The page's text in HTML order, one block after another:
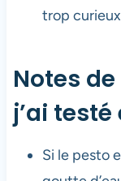
trop
Notes
j’ai
Si le pesto